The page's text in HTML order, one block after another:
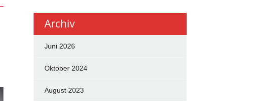
Archiv
Juni 2026
Oktober 2024
August 2023